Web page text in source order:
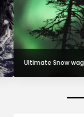
Ultimate Snow
0